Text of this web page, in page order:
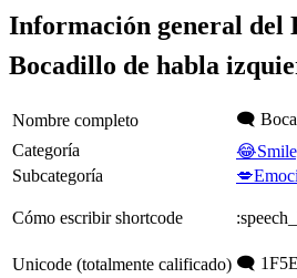
Información general
Bocadillo de habla
Nombre completo
🗨️
Categoría
Subcategoría
Cómo escribir shortcode
Unicode (totalmente calificado) 🗨️